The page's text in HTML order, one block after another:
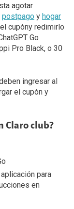
agotar
postpago y hogar
cupóny redimirlo
Go
Pro Black, o 30
ingresar al
el cupón y
Claro club?
para
en